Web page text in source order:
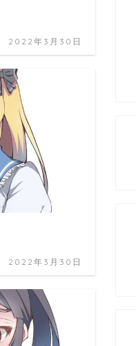
2022年3月30日
2022年3月30日